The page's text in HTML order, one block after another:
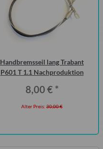
Handbremsseil lang Trabant
P601 T 1.1 Nachproduktion
8,00 € *
Alter Preis: 30,00 €